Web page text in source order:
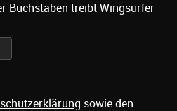
Buchstaben treibt Wingsurfer
sowie den